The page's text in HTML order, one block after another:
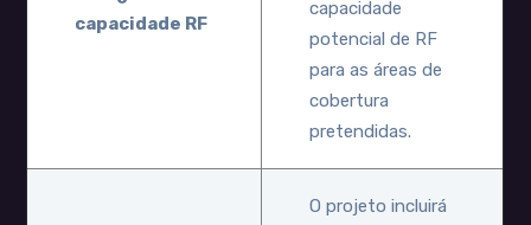
capacidade RF
capacidade
potencial de RF
para as áreas de
cobertura
pretendidas.
O projeto incluirá